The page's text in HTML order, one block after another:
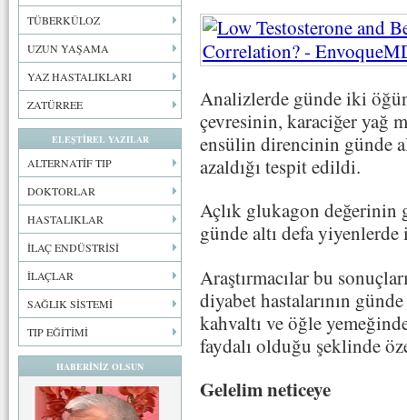
TÜBERKÜLOZ
UZUN YAŞAMA
YAZ HASTALIKLARI
ZATÜRREE
ELEŞTİREL YAZILAR
ALTERNATİF TIP
DOKTORLAR
HASTALIKLAR
İLAÇ ENDÜSTRİSİ
İLAÇLAR
SAĞLIK SİSTEMİ
TIP EĞİTİMİ
HABERİNİZ OLSUN
Analizlerde günde iki
çevresinin, karaciğer yağ
ensülin direncinin günde
azaldığı tespit edildi.
Açlık glukagon değerinin
günde altı defa yiyenlerde
Araştırmacılar bu
diyabet hastalarının
kahvaltı ve öğle
faydalı olduğu şeklinde
Gelelim neticeye